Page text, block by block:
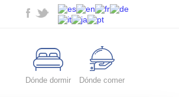
Dónde dormir Dónde comer